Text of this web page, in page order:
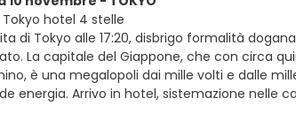
hotel 4 stelle
di Tokyo alle 17:20, disbrigo formalità
La capitale del Giappone, che con circa
è una megalopoli dai mille volti e dalle
energia. Arrivo in hotel, sistemazione nelle